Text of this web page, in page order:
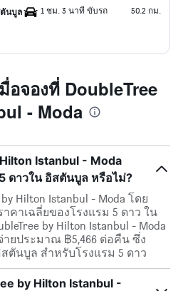
นบูล 1 ชม. 3 นาที ขับรถ 50.2 กม.
อจองที่ DoubleTree
- Moda
Istanbul - Moda
ดาวใน อิสตันบูล หรือไม่?
Hilton Istanbul - Moda โดย
คาเฉลี่ยของโรงแรม 5 ดาว ใน
by Hilton Istanbul - Moda
ยประมาณ ฿5,466 ต่อคืน ซึ่ง
ตันบูล สำหรับโรงแรม 5 ดาว
by Hilton Istanbul -